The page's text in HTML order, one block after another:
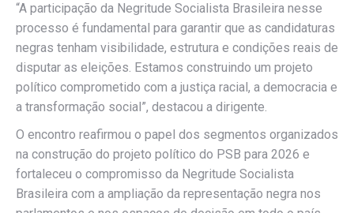
“A participação da Negritude Socialista Brasileira nesse
processo é fundamental para garantir que as candidaturas
negras tenham visibilidade, estrutura e condições reais de
disputar as eleições. Estamos construindo um projeto
político comprometido com a justiça racial, a democracia e
a transformação social”, destacou a dirigente.
O encontro reafirmou o papel dos segmentos organizados
na construção do projeto político do PSB para 2026 e
fortaleceu o compromisso da Negritude Socialista
Brasileira com a ampliação da representação negra nos